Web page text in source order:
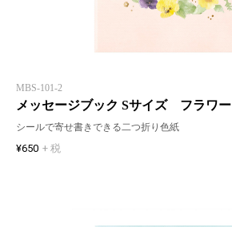
MBS-101-2
メッセージブック Sサイズ フラワー
シールで寄せ書きできる二つ折り色紙
¥650 + 税